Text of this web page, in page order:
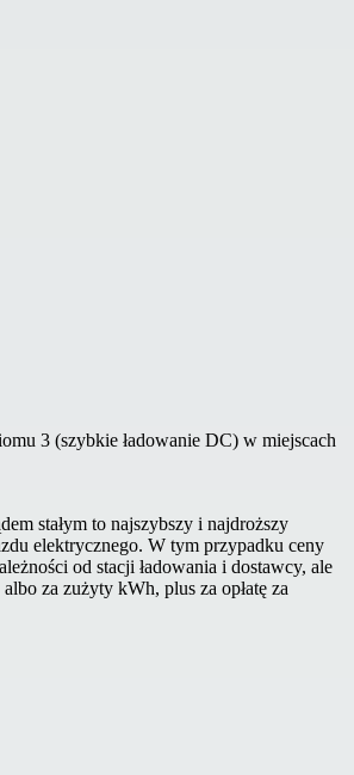
3 (szybkie ładowanie DC) w miejscach
stałym to najszybszy i najdroższy
elektrycznego. W tym przypadku ceny
od stacji ładowania i dostawcy, ale
za zużyty kWh, plus za opłatę za